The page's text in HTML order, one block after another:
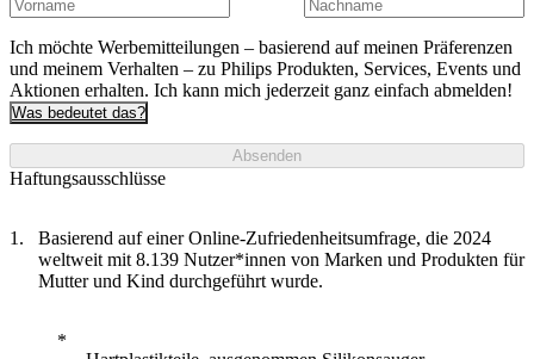
Ich möchte Werbemitteilungen – basierend auf meinen Präferenzen
und meinem Verhalten – zu Philips Produkten, Services, Events und
Aktionen erhalten. Ich kann mich jederzeit ganz einfach abmelden!
Was bedeutet das?
Absenden
Haftungsausschlüsse
Basierend auf einer Online-Zufriedenheitsumfrage, die 2024
weltweit mit 8.139 Nutzer*innen von Marken und Produkten für
Mutter und Kind durchgeführt wurde.